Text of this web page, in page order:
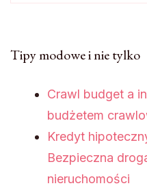
Tipy modowe i nie tylko
Crawl budget a
budżetem
Kredyt
Bezpieczna
nieruchomości